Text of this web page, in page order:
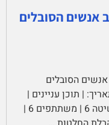
אנשים הסובלים
הסובלים
| תוכן עניינים |
מבוא 3 | השערות אופרציונליות 6 | שיטה 6 | משתתפים 6 |